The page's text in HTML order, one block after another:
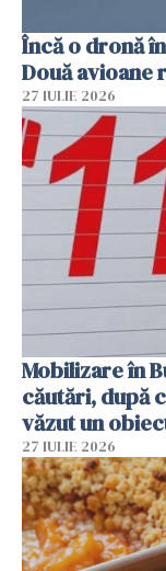
Încă o dronă
Două avioane
27 IULIE 2026
Mobilizare în
căutări, după
văzut un
27 IULIE 2026